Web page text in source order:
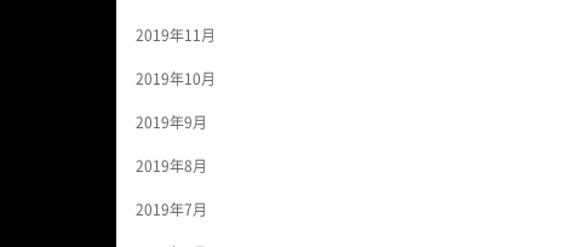
2019年11月
2019年10月
2019年9月
2019年8月
2019年7月